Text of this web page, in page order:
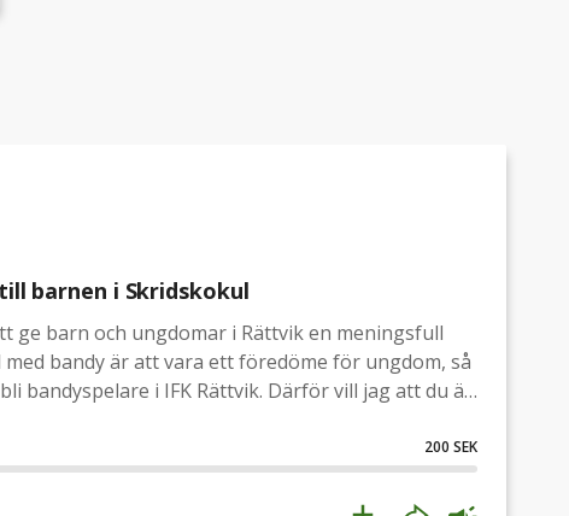
barnen i Skridskokul
ge barn och ungdomar i Rättvik en meningsfull
bandy är att vara ett föredöme för ungdom, så
bandyspelare i IFK Rättvik. Därför vill jag att du är
200 SEK